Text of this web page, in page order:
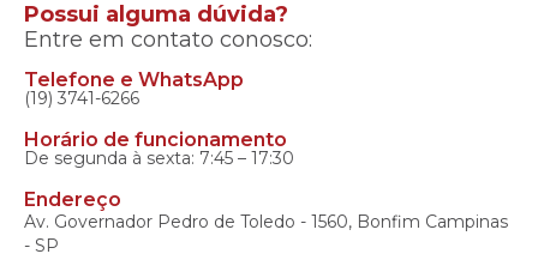
Possui alguma dúvida?
Entre em contato conosco:
Telefone e WhatsApp
(19) 3741-6266
Horário de funcionamento
De segunda à sexta: 7:45 – 17:30
Endereço
Av. Governador Pedro de Toledo - 1560, Bonfim Campinas
- SP